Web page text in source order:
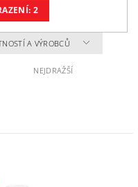
2
A VÝROBCŮ
NEJDRAŽŠÍ